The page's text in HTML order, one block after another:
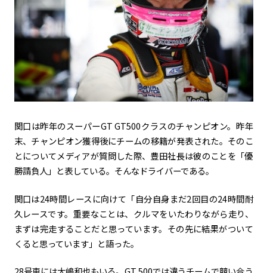
関口は昨年のスーパーGT GT500クラスのチャンピオン。昨年
末、チャンピオン獲得後にチームの移籍が発表された。そのこ
とについてメディアが質問した際、豊田社長は彼のことを「優
勝請負人」と表している。そんなドライバーである。
関口は24時間レースに向けて「自分自身まだ2回目の24時間耐
久レースです。重要なことは、クルマをいたわりながら走り、
まずは完走することだと思っています。その先に結果がついて
くると思っています」と語った。